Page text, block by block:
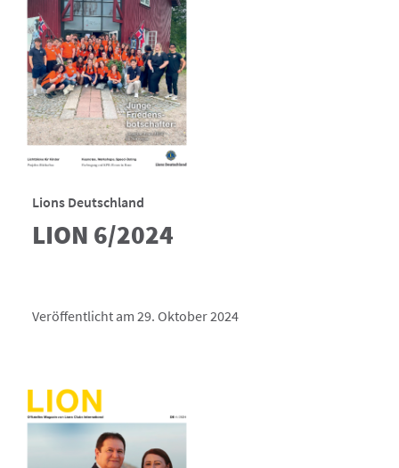
Lions Deutschland
LION 6/2024
Veröffentlicht am 29. Oktober 2024